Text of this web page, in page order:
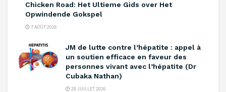
Chicken Road: Het Ultieme Gids over Het
Opwindende Gokspel
7 AOÛT 2026
‎JM de lutte contre l’hépatite : appel à
un soutien efficace en faveur des
personnes vivant avec l’hépatite (Dr
Cubaka Nathan)
28 JUILLET 2026